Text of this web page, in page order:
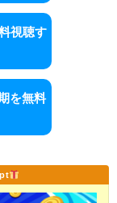
視聴す
を無料